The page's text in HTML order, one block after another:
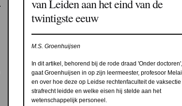
van Leiden aan het eind van de
twintigste eeuw
M.S. Groenhuijsen
In dit artikel, behorend bij de rode draad 'Onder doctoren',
gaat Groenhuijsen in op zijn leermeester, profesoor Melai,
en over hoe deze op Leidse rechtenfaculteit de vaksectie
strafrecht leidde en welke eisen hij stelde aan het
wetenschappelijk personeel.